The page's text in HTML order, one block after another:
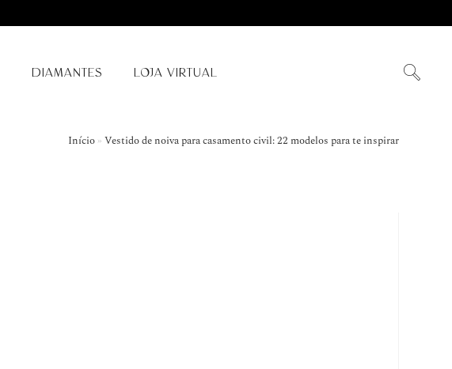
DIAMANTES LOJA VIRTUAL
Início» Vestido de noiva para casamento civil: 22 modelos para te inspirar